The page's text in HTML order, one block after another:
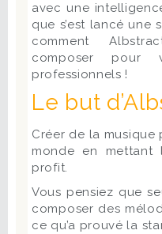
avec une
que s’est lancé une
comment
composer pour
professionnels !
Le but
Créer de la
monde en mettant
profit.
Vous pensiez que
composer des
ce qu’a prouvé la